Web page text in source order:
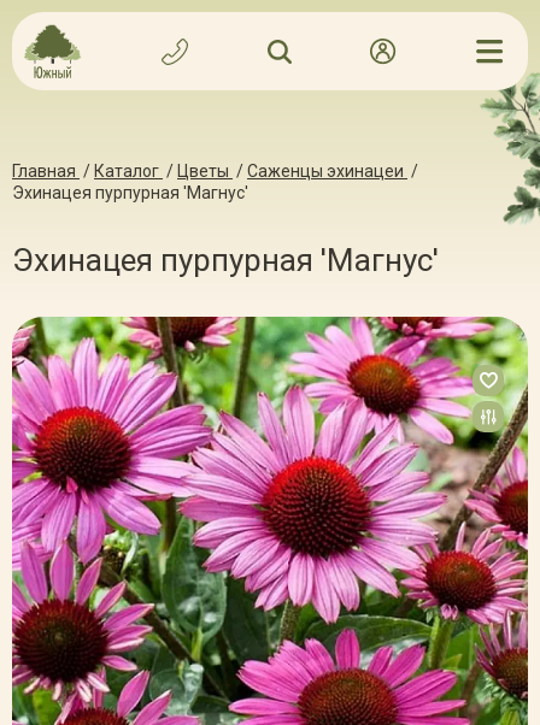
Главная / Каталог / Цветы /Саженцы эхинацеи /
Эхинацея пурпурная 'Магнус'
Эхинацея пурпурная 'Магнус'